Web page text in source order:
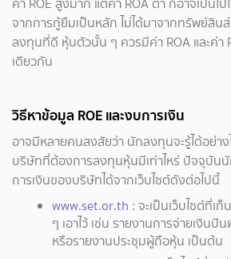
ค่า ROE สูงมาก แต่ค่า ROA ต่ำ ก็อาจเป็นไป
จากการกู้ยืมเป็นหลัก ไม่ได้มาจากทรัพย์สิน
ลงทุนที่ดี หุ้นตัวนั้น ๆ ควรมีค่า ROA และค่า
เดียวกัน
วิธีหาข้อมูล ROE และงบการเงิน
อาจมีหลายคนสงสัยว่า นักลงทุนจะรู้ได้อย่าง
บริษัทที่ต้องการลงทุนหุ้นมีเท่าไหร่ ปัจจุบัน
การเงินของบริษัทได้จากเว็บไซต์ดังต่อไปนี้
www.set.or.th : จะเป็นเว็บไซต์ที่
ๆ เอาไว้ เช่น รายงานการจ่ายเงิน
หรือรายงานประชุมผู้ถือหุ้น เป็นต้น